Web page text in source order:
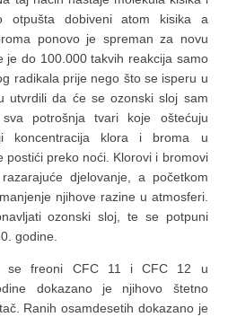
otpušta dobiveni atom kisika a
ponovo je spreman za novu
je do 100.000 takvih reakcija samo
radikala prije nego što se isperu u
utvrdili da će se ozonski sloj sam
potrošnja tvari koje oštećuju
koncentracija klora i broma u
postići preko noći. Klorovi i bromovi
djelovanje, a početkom
njihove razine u atmosferi.
ozonski sloj, te se potpuni
godine.
se freoni CFC 11 i CFC 12 u
dokazano je njihovo štetno
Ranih osamdesetih dokazano je